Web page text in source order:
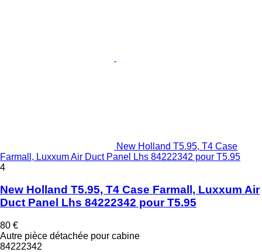
New Holland T5.95, T4 Case
Farmall, Luxxum Air Duct Panel Lhs 84222342 pour T5.95
4
New Holland T5.95, T4 Case Farmall, Luxxum Air
Duct Panel Lhs 84222342 pour T5.95
80 €
Autre pièce détachée pour cabine
84222342